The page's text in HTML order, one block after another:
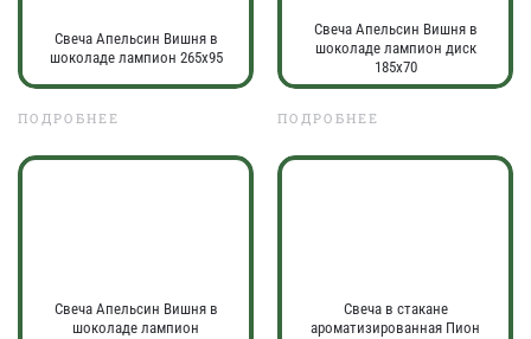
Свеча Апельсин Вишня в
шоколаде лампион 265х95
ПОДРОБНЕЕ
Свеча Апельсин Вишня в
шоколаде лампион диск
185х70
ПОДРОБНЕЕ
Свеча Апельсин Вишня в
шоколаде лампион
Свеча в стакане
ароматизированная Пион